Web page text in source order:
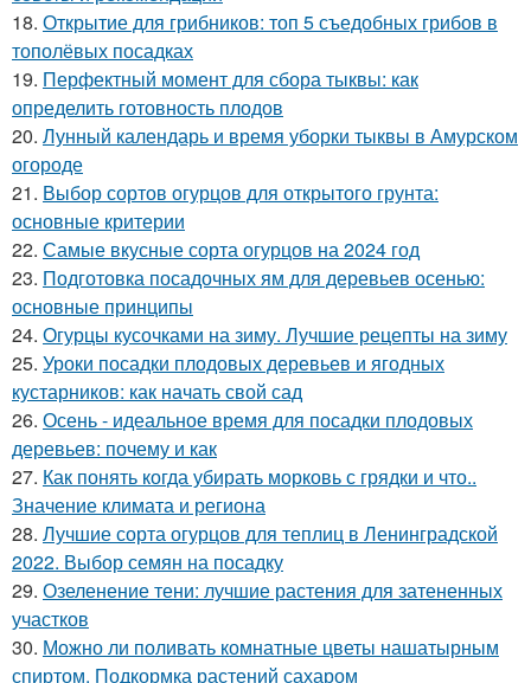
18. Открытие для грибников: топ 5 съедобных грибов в
тополёвых посадках
19. Перфектный момент для сбора тыквы: как
определить готовность плодов
20. Лунный календарь и время уборки тыквы в Амурском
огороде
21. Выбор сортов огурцов для открытого грунта:
основные критерии
22. Самые вкусные сорта огурцов на 2024 год
23. Подготовка посадочных ям для деревьев осенью:
основные принципы
24. Огурцы кусочками на зиму. Лучшие рецепты на зиму
25. Уроки посадки плодовых деревьев и ягодных
кустарников: как начать свой сад
26. Осень - идеальное время для посадки плодовых
деревьев: почему и как
27. Как понять когда убирать морковь с грядки и что..
Значение климата и региона
28. Лучшие сорта огурцов для теплиц в Ленинградской
2022. Выбор семян на посадку
29. Озеленение тени: лучшие растения для затененных
участков
30. Можно ли поливать комнатные цветы нашатырным
спиртом. Подкормка растений сахаром